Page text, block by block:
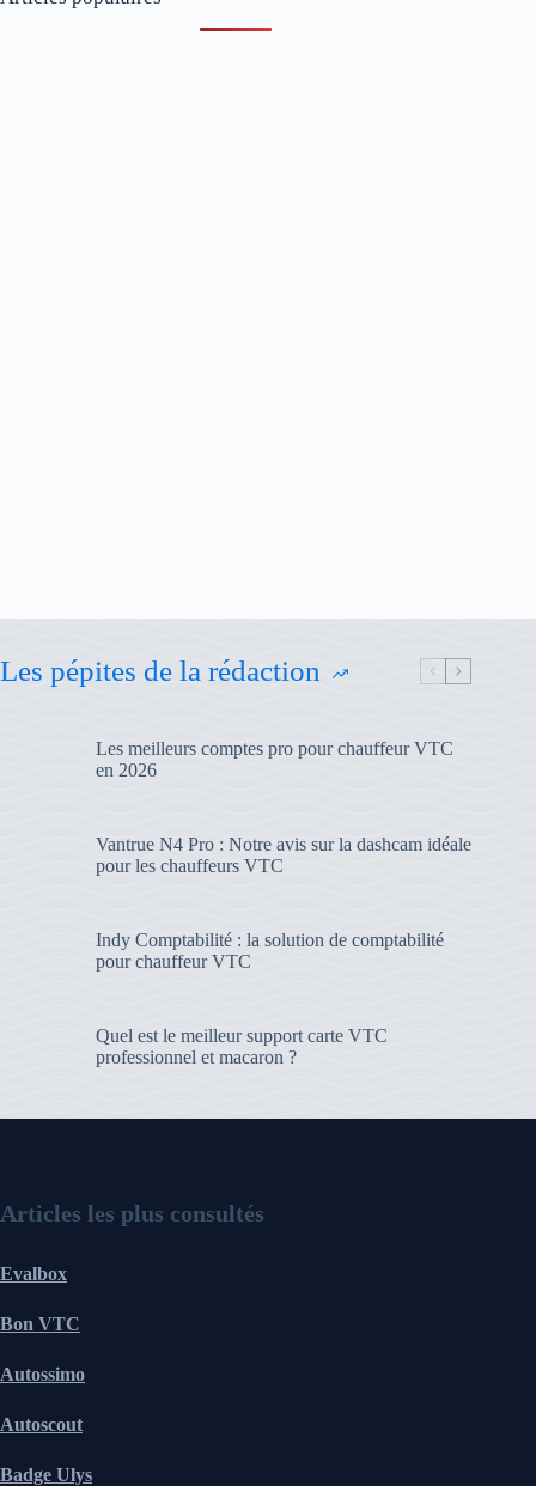
Les pépites de la rédaction
Les meilleurs comptes pro pour chauffeur VTC
en 2026
Vantrue N4 Pro : Notre avis sur la dashcam idéale
pour les chauffeurs VTC
Indy Comptabilité : la solution de comptabilité
pour chauffeur VTC
Quel est le meilleur support carte VTC
professionnel et macaron ?
Articles les plus consultés
Evalbox
Bon VTC
Autossimo
Autoscout
Badge Ulys